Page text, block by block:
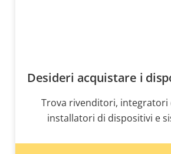
Desideri acquistare i
Trova rivenditori, integratori
installatori di dispositivi e